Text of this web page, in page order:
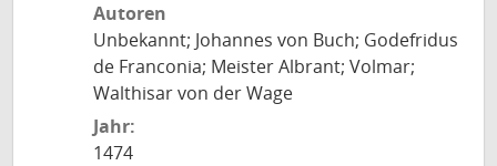
Autoren
Unbekannt; Johannes von Buch; Godefridus
de Franconia; Meister Albrant; Volmar;
Walthisar von der Wage
Jahr:
1474